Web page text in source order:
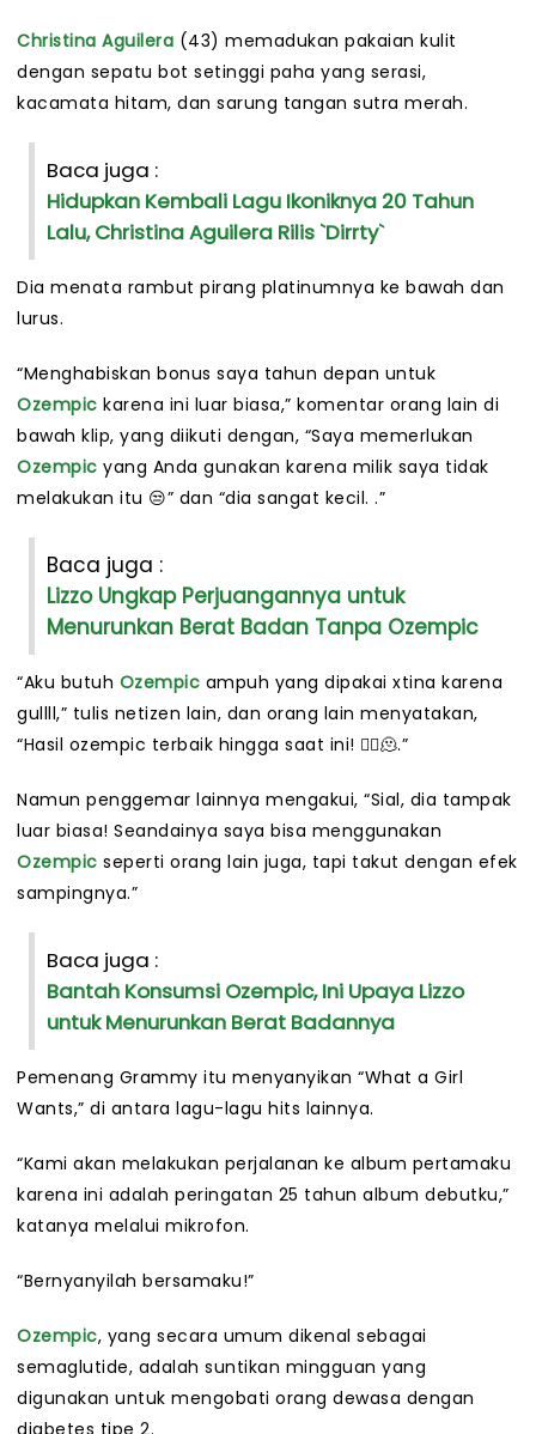
Christina Aguilera (43) memadukan pakaian kulit
dengan sepatu bot setinggi paha yang serasi,
kacamata hitam, dan sarung tangan sutra merah.
Baca juga :
Hidupkan Kembali Lagu Ikoniknya 20 Tahun
Lalu, Christina Aguilera Rilis `Dirrty`
Dia menata rambut pirang platinumnya ke bawah dan
lurus.
“Menghabiskan bonus saya tahun depan untuk
Ozempic karena ini luar biasa,” komentar orang lain di
bawah klip, yang diikuti dengan, “Saya memerlukan
Ozempic yang Anda gunakan karena milik saya tidak
melakukan itu 😒” dan “dia sangat kecil. .”
Baca juga :
Lizzo Ungkap Perjuangannya untuk
Menurunkan Berat Badan Tanpa Ozempic
“Aku butuh Ozempic ampuh yang dipakai xtina karena
gullll,” tulis netizen lain, dan orang lain menyatakan,
“Hasil ozempic terbaik hingga saat ini! 😮‍💨🫠.”
Namun penggemar lainnya mengakui, “Sial, dia tampak
luar biasa! Seandainya saya bisa menggunakan
Ozempic seperti orang lain juga, tapi takut dengan efek
sampingnya.”
Baca juga :
Bantah Konsumsi Ozempic, Ini Upaya Lizzo
untuk Menurunkan Berat Badannya
Pemenang Grammy itu menyanyikan “What a Girl
Wants,” di antara lagu-lagu hits lainnya.
“Kami akan melakukan perjalanan ke album pertamaku
karena ini adalah peringatan 25 tahun album debutku,”
katanya melalui mikrofon.
“Bernyanyilah bersamaku!”
Ozempic, yang secara umum dikenal sebagai
semaglutide, adalah suntikan mingguan yang
digunakan untuk mengobati orang dewasa dengan